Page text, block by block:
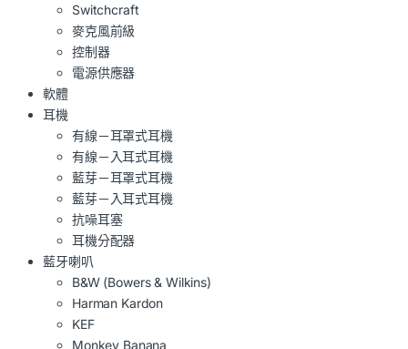
Switchcraft
麥克風前級
控制器
電源供應器
軟體
耳機
有線－耳罩式耳機
有線－入耳式耳機
藍芽－耳罩式耳機
藍芽－入耳式耳機
抗噪耳塞
耳機分配器
藍牙喇叭
B&W (Bowers & Wilkins)
Harman Kardon
KEF
Monkey Banana